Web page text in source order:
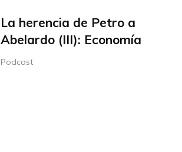
La herencia de Petro a
Abelardo (III): Economía
Podcast